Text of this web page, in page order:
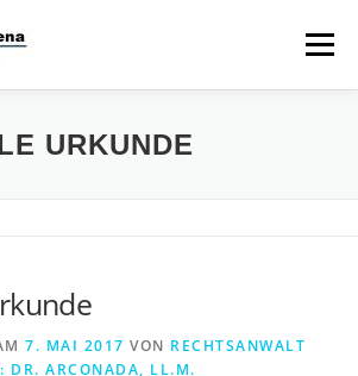
Menü
STEUERANWALT
URKUNDE
7. MAI 2017 VON RECHTSANWALT
DR. ARCONADA, LL.M.